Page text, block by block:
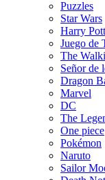
Puzzles
Star Wars
Harry
Juego de
The
Señor de
Dragon
Marvel
DC
The
One piece
Pokémon
Naruto
Sailor